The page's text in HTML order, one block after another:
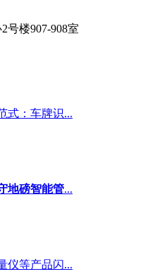
号楼907-908室
式：车牌识...
地磅智能管...
仪等产品闪...